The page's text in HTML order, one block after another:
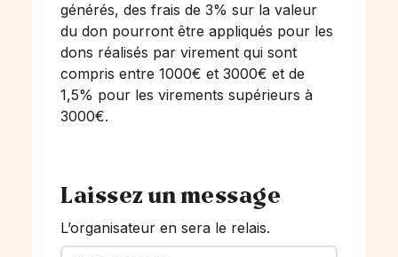
générés, des frais de 3% sur la valeur
du don pourront être appliqués pour les
dons réalisés par virement qui sont
compris entre 1000€ et 3000€ et de
1,5% pour les virements supérieurs à
3000€.
Laissez un message
L’organisateur en sera le relais.